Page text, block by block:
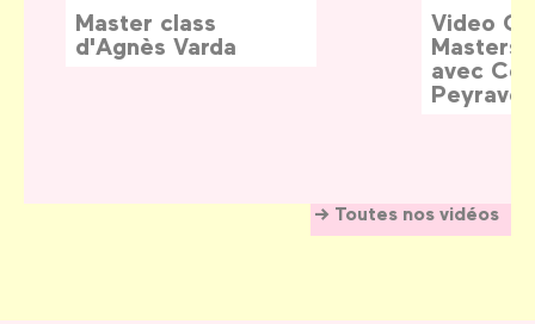
Toutes nos vidéos
Master class
d'Agnès Varda
Video
avec